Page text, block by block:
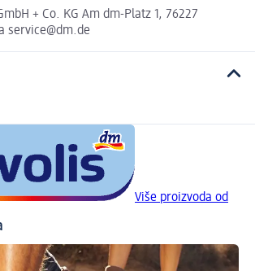
+ Co. KG Am dm-Platz 1, 76227
service@dm.de
Više proizvoda od